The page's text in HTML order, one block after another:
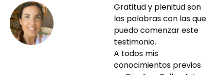
Gratitud y plenitud son
las palabras con las que
puedo comenzar este
testimonio.
A todos mis
conocimientos previos